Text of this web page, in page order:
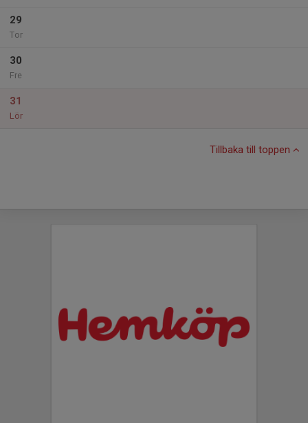
29
Tor
30
Fre
31
Lör
Tillbaka till toppen